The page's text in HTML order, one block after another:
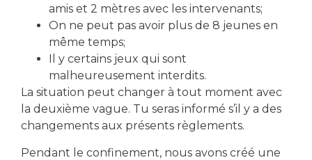
amis et 2 mètres avec les intervenants;
On ne peut pas avoir plus de 8 jeunes en
même temps;
Il y certains jeux qui sont
malheureusement interdits.
La situation peut changer à tout moment avec
la deuxième vague. Tu seras informé s’il y a des
changements aux présents règlements.
Pendant le confinement, nous avons créé une